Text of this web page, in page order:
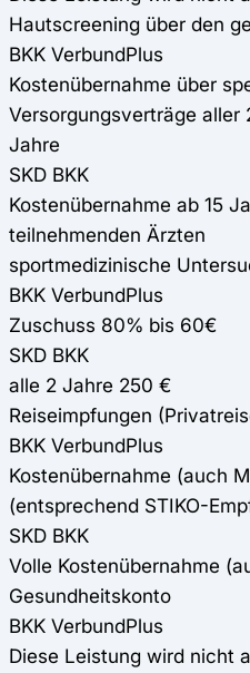
Hautscreening über den
BKK VerbundPlus
Kostenübernahme über
Versorgungsverträge
Jahre
SKD BKK
Kostenübernahme ab 15
teilnehmenden Ärzten
sportmedizinische
BKK VerbundPlus
Zuschuss 80% bis 60€
SKD BKK
alle 2 Jahre 250 €
Reiseimpfungen
BKK VerbundPlus
Kostenübernahme (auch
(entsprechend STIKO-
SKD BKK
Volle Kostenübernahme
Gesundheitskonto
BKK VerbundPlus
Diese Leistung wird nicht